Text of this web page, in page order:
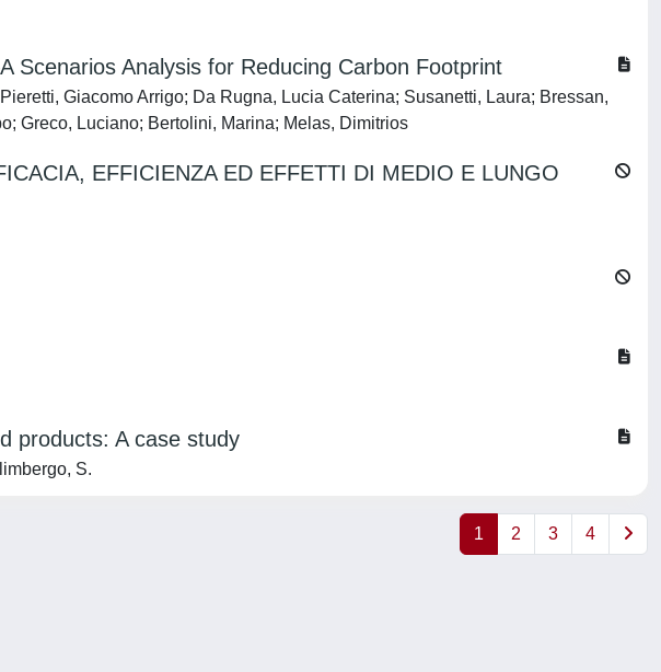
Analysis for Reducing Carbon Footprint
Giacomo Arrigo; Da Rugna, Lucia Caterina; Susanetti, Laura; Bressan,
Greco, Luciano; Bertolini, Marina; Melas, Dimitrios
EFFICIENZA ED EFFETTI DI MEDIO E LUNGO
products: A case study
S.
1 2 3 4